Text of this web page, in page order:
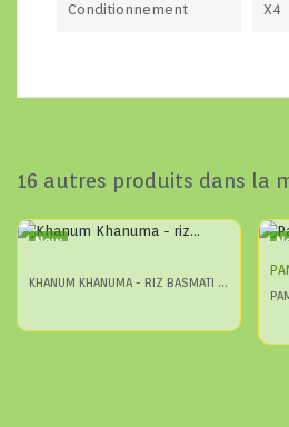
Conditionnement X4
16 autres produits dans la
New
KHANUM KHANUMA - RIZ BASMATI ROYAL (5KG)